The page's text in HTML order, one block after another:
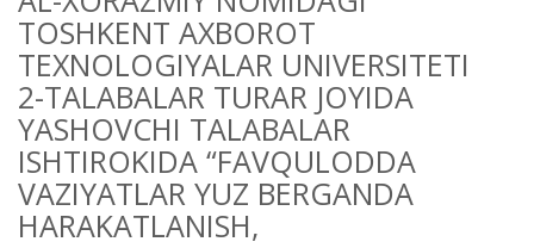
TOSHKENT AXBOROT
TEXNOLOGIYALAR UNIVERSITETI
2-TALABALAR TURAR JOYIDA
YASHOVCHI TALABALAR
ISHTIROKIDA “FAVQULODDA
VAZIYATLAR YUZ BERGANDA
HARAKATLANISH,